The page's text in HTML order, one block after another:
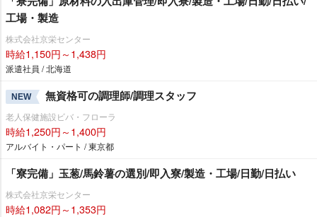
工場・製造
株式会社京栄センター
時給1,150円～1,438円
派遣社員 / 北海道
NEW 無資格可の調理師/調理スタッフ
老人保健施設ビバ・フローラ
時給1,250円～1,400円
アルバイト・パート / 東京都
「寮完備」玉葱/馬鈴薯の選別/即入寮/製造・工場/日勤/日払い
株式会社京栄センター
時給1,082円～1,353円